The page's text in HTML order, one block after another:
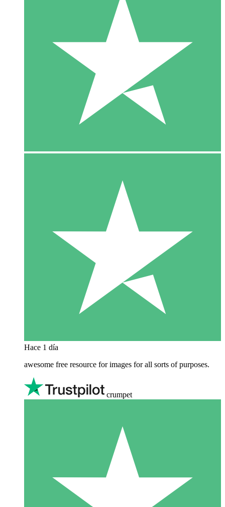
Hace 1 día
awesome free resource for images for all sorts of purposes.
crumpet